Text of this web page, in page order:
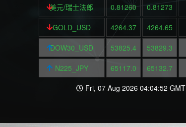
美元/瑞士法郎 0.81260 0.81273
GOLD_USD 4264.37 4264.65
DOW30_USD 53825.4 53829.3
N225_JPY 65117.0 65132.7
Fri, 07 Aug 2026 04:04:52 GMT